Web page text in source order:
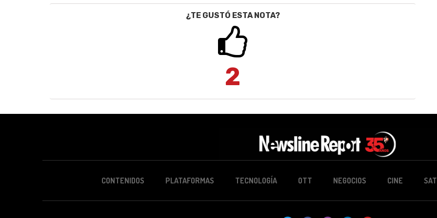
¿TE GUSTÓ ESTA NOTA?
2
CONTENIDOS PLATAFORMAS TECNOLOGÍA OTT NEGOCIOS CINE